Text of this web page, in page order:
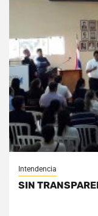
Intendencia
SIN